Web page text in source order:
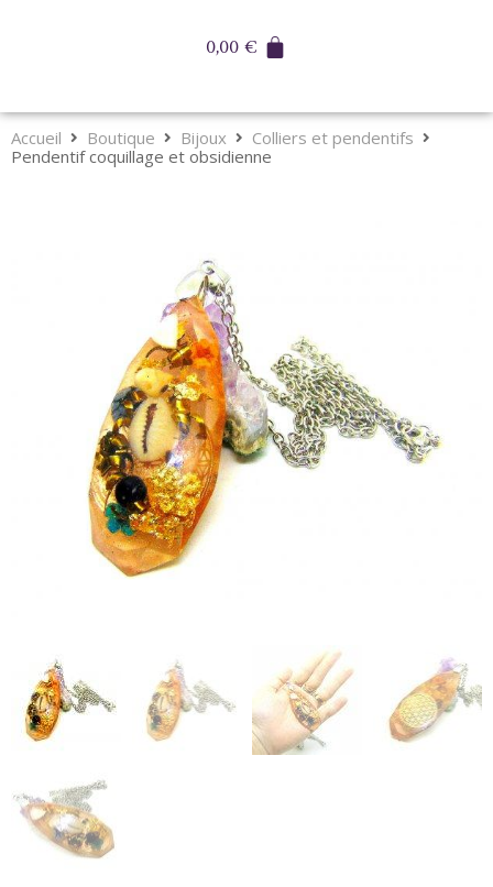
0,00€
Accueil Boutique Bijoux
Colliers et pendentifs
Pendentif coquillage et obsidienne